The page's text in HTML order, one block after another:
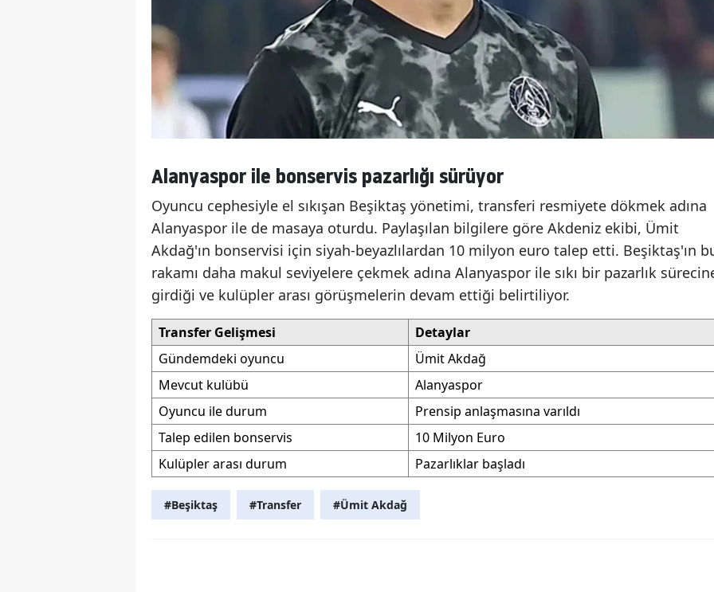
Alanyaspor ile bonservis pazarlığı sürüyor
Oyuncu cephesiyle el sıkışan Beşiktaş yönetimi, transferi resmiyete dökmek adına
Alanyaspor ile de masaya oturdu. Paylaşılan bilgilere göre Akdeniz ekibi, Ümit
Akdağ'ın bonservisi için siyah-beyazlılardan 10 milyon euro talep etti. Beşiktaş'ın
rakamı daha makul seviyelere çekmek adına Alanyaspor ile sıkı bir pazarlık
girdiği ve kulüpler arası görüşmelerin devam ettiği belirtiliyor.
Transfer Gelişmesi
Detaylar
Gündemdeki oyuncu
Ümit Akdağ
Mevcut kulübü
Alanyaspor
Oyuncu ile durum
Prensip anlaşmasına varıldı
Talep edilen bonservis
10 Milyon Euro
Kulüpler arası durum
Pazarlıklar başladı
#Beşiktaş #Transfer #Ümit Akdağ